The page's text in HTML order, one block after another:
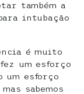
também a
intubação
é muito
um esforço
um esforço
sabemos